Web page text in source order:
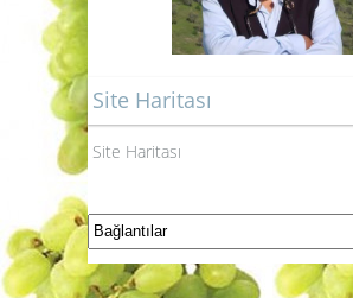
Site Haritası
Site Haritası